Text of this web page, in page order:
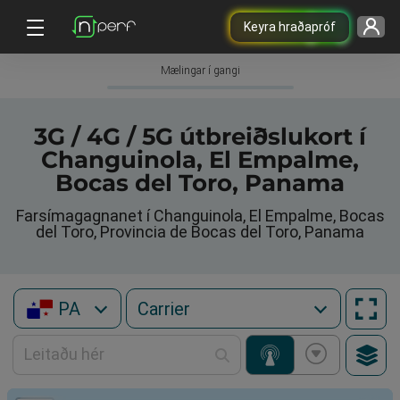
Keyra hraðapróf
Mælingar í gangi
3G / 4G / 5G útbreiðslukort í
Changuinola, El Empalme,
Bocas del Toro, Panama
Farsímagagnanet í Changuinola, El Empalme, Bocas
del Toro, Provincia de Bocas del Toro, Panama
PA